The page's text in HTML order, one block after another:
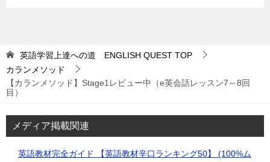
英語学習上達への道 ENGLISH QUEST TOP
カランメソッド
【カランメソッド】Stage1レビュー中（e英会話レッスン7～8回
目）
メディア掲載関連
英語教材完全ガイド 【英語教材辛口ランキング50】 (100%ム